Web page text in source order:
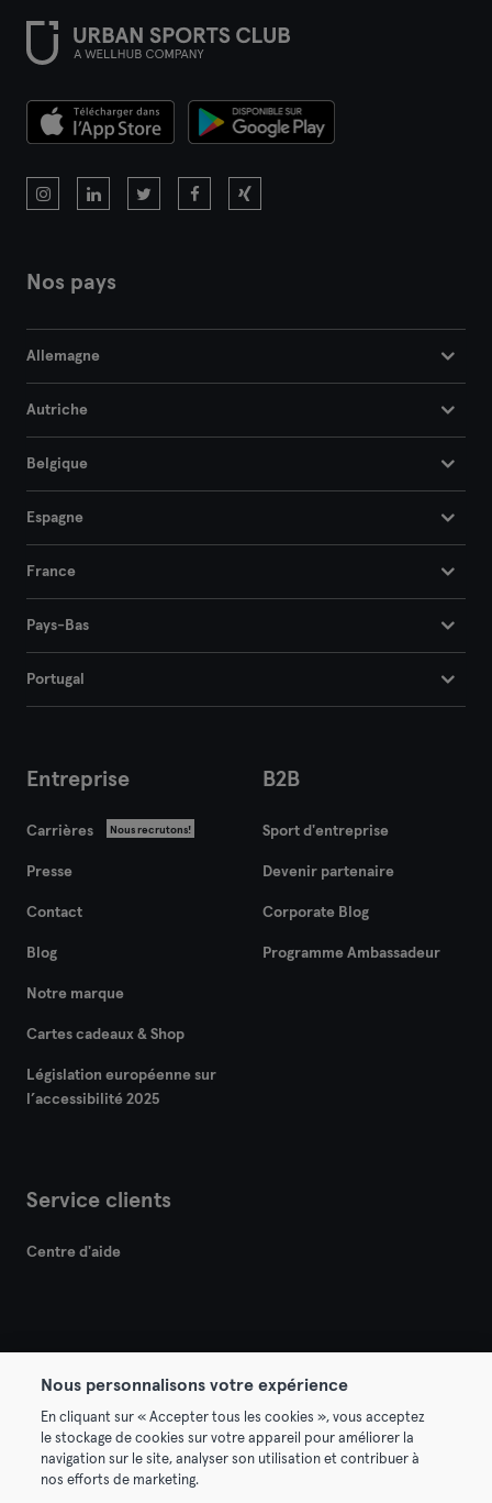
Nos pays
Allemagne
Autriche
Belgique
Espagne
France
Pays-Bas
Portugal
Entreprise
Carrières Nous recrutons!
Presse
Contact
Blog
Notre marque
Cartes cadeaux & Shop
Législation européenne sur
l’accessibilité 2025
B2B
Sport d'entreprise
Devenir partenaire
Corporate Blog
Programme Ambassadeur
Service clients
Centre d'aide
Conditions générales Politique de confidentialité
Mentions légales Résilier les contrats ici
Nous personnalisons votre expérience
En cliquant sur « Accepter tous les cookies », vous acceptez
le stockage de cookies sur votre appareil pour améliorer la
navigation sur le site, analyser son utilisation et contribuer à
nos efforts de marketing.